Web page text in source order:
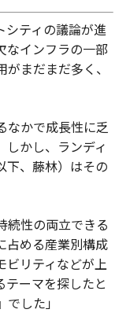
シティの議論が進
なインフラの一部
まだまだ多く、
なかで成長性に乏
しかし、ランディ
下、藤林）はその
続性の両立できる
占める産業別構成
ビリティなどが上
ーマを探したと
した」